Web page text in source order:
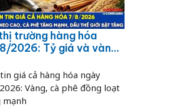
trường hàng hóa
2026: Tỷ giá và vàng
giới bật tăng
giá cả hàng hóa ngày
Vàng, cà phê đồng loạt
mạnh